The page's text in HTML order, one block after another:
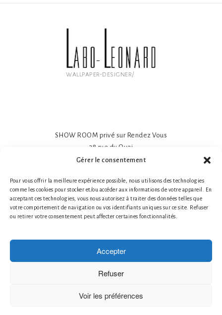
Gérer le consentement
Pour vous offrir la meilleure expérience possible, nous utilisons des technologies
comme les cookies pour stocker et/ou accéder aux informations de votre appareil. En
acceptant ces technologies, vous nous autorisez à traiter des données telles que
votre comportement de navigation ou vos identifiants uniques sur ce site. Refuser
ou retirer votre consentement peut affecter certaines fonctionnalités.
Accepter
Refuser
Voir les préférences
wallpaper-designer/
SHOW ROOM privé sur Rendez Vous
38 rue du Quai
81600 GAILLAC
Impression sur-mesure
Made in France- Made in Tarn
Tél. 1 : +33 (0)6 78 66 87 25 Nathalie Guillot
Tél. 2 : +33 (0)6 87 49 60 20 Bruno Defontaine
Mentions légales|© 2026 LABO-LEONARD
Créateur de papier peint
Création de Fresques Murales Artistiques
Décor Mural Artistique
Décoration Murale Personnalisée